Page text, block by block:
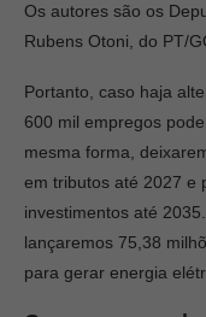
Os autores são os
Rubens Otoni, do PT/
Portanto, caso haja
600 mil empregos
mesma forma,
em tributos até 2027 e
investimentos até
lançaremos 75,38
para gerar energia